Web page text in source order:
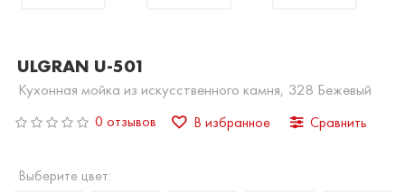
ULGRAN U-501
Кухонная мойка из искусственного камня, 328 Бежевый
0 отзывов В избранное Сравнить
Выберите цвет: